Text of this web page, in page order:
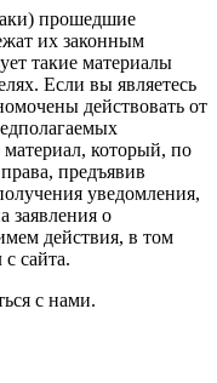
прошедшие
их законным
такие материалы
Если вы являетесь
действовать от
который, по
предъявив
уведомления,
заявления о
действия, в том
сайта.
с нами.